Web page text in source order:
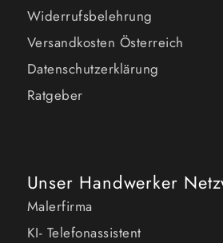
Widerrufsbelehrung
Versandkosten Österreich
Datenschutzerklärung
Ratgeber
Unser Handwerker
Malerfirma
KI- Telefonassistent